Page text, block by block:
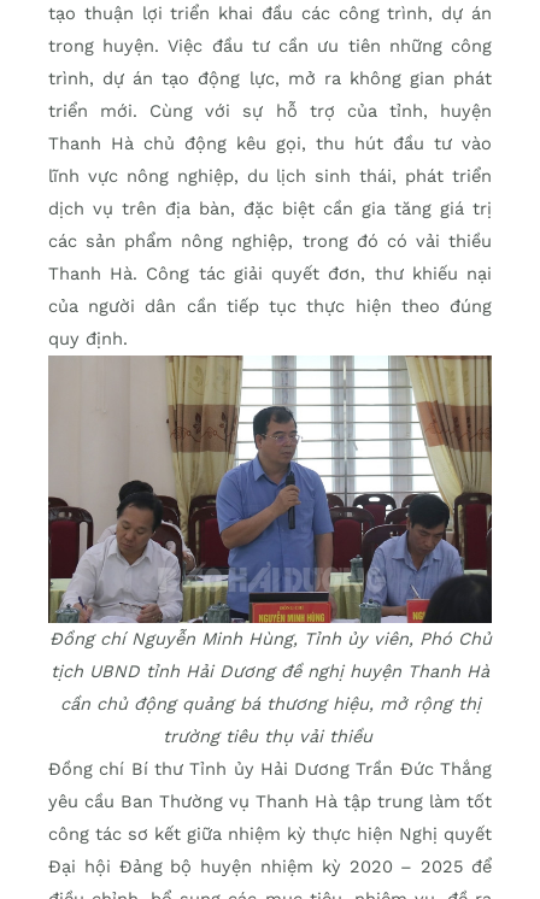
tạo thuận lợi triển khai đầu các công trình, dự án
trong huyện. Việc đầu tư cần ưu tiên những công
trình, dự án tạo động lực, mở ra không gian phát
triển mới. Cùng với sự hỗ trợ của tỉnh, huyện
Thanh Hà chủ động kêu gọi, thu hút đầu tư vào
lĩnh vực nông nghiệp, du lịch sinh thái, phát triển
dịch vụ trên địa bàn, đặc biệt cần gia tăng giá trị
các sản phẩm nông nghiệp, trong đó có vải thiều
Thanh Hà. Công tác giải quyết đơn, thư khiếu nại
của người dân cần tiếp tục thực hiện theo đúng
quy định.
Đồng chí Nguyễn Minh Hùng, Tỉnh ủy viên, Phó Chủ
tịch UBND tỉnh Hải Dương đề nghị huyện Thanh Hà
cần chủ động quảng bá thương hiệu, mở rộng thị
trường tiêu thụ vải thiều
Đồng chí Bí thư Tỉnh ủy Hải Dương Trần Đức Thắng
yêu cầu Ban Thường vụ Thanh Hà tập trung làm tốt
công tác sơ kết giữa nhiệm kỳ thực hiện Nghị quyết
Đại hội Đảng bộ huyện nhiệm kỳ 2020 – 2025 để